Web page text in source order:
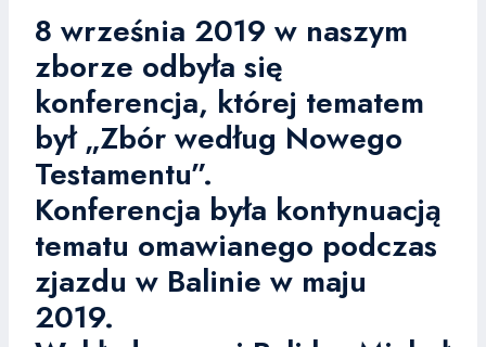
8 września 2019 w naszym
zborze odbyła się
konferencja, której tematem
był „Zbór według Nowego
Testamentu”.
Konferencja była kontynuacją
tematu omawianego podczas
zjazdu w Balinie w maju
2019.